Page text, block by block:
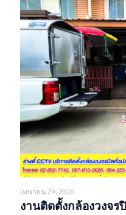
เมษายน 29, 2026
งานติดตั้งกล้องวงจร